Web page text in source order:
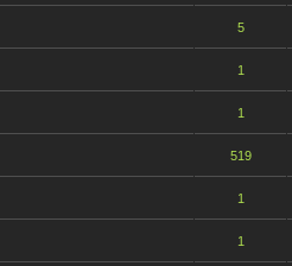
5
1
1
519
1
1